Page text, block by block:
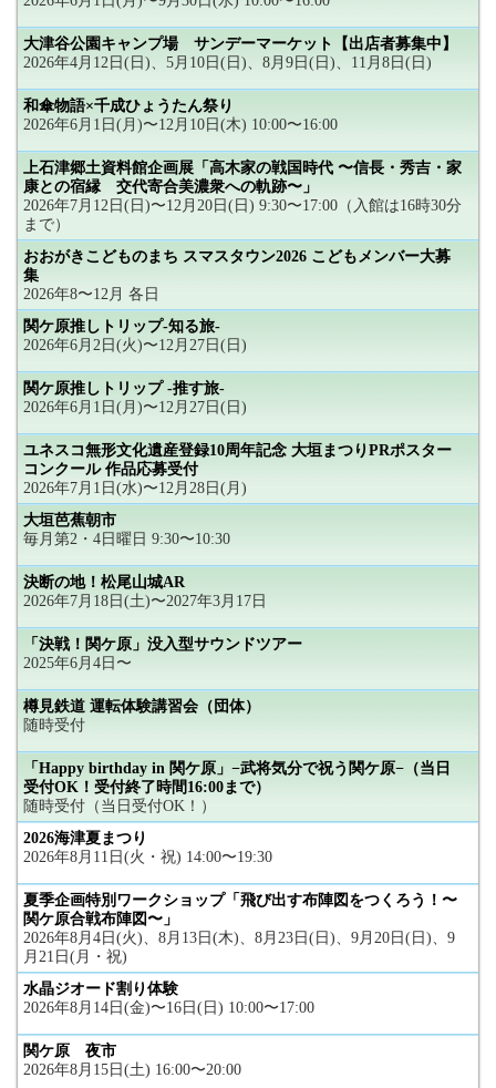
大津谷公園キャンプ場 サンデーマーケット【出店者募集中】
2026年4月12日(日)、5月10日(日)、8月9日(日)、11月8日(日)
和傘物語×千成ひょうたん祭り
2026年6月1日(月)〜12月10日(木) 10:00〜16:00
上石津郷土資料館企画展「高木家の戦国時代 〜信長・秀吉・家
康との宿縁 交代寄合美濃衆への軌跡〜」
2026年7月12日(日)〜12月20日(日) 9:30〜17:00（入館は16時30分
まで）
おおがきこどものまち スマスタウン2026 こどもメンバー大募
集
2026年8〜12月 各日
関ケ原推しトリップ-知る旅-
2026年6月2日(火)〜12月27日(日)
関ケ原推しトリップ -推す旅-
2026年6月1日(月)〜12月27日(日)
ユネスコ無形文化遺産登録10周年記念 大垣まつりPRポスター
コンクール 作品応募受付
2026年7月1日(水)〜12月28日(月)
大垣芭蕉朝市
毎月第2・4日曜日 9:30〜10:30
決断の地！松尾山城AR
2026年7月18日(土)〜2027年3月17日
「決戦！関ケ原」没入型サウンドツアー
2025年6月4日〜
樽見鉄道 運転体験講習会（団体）
随時受付
「Happy birthday in 関ケ原」−武将気分で祝う関ケ原−（当日
受付OK！受付終了時間16:00まで）
随時受付（当日受付OK！）
2026海津夏まつり
2026年8月11日(火・祝) 14:00〜19:30
夏季企画特別ワークショップ「飛び出す布陣図をつくろう！〜
関ケ原合戦布陣図〜」
2026年8月4日(火)、8月13日(木)、8月23日(日)、9月20日(日)、9
月21日(月・祝)
水晶ジオード割り体験
2026年8月14日(金)〜16日(日) 10:00〜17:00
関ケ原 夜市
2026年8月15日(土) 16:00〜20:00